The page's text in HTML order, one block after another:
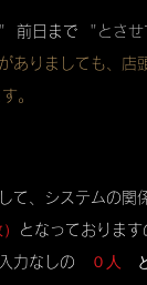
" 前日まで "とさせ
ありましても、店
。
て、システムの関
となっておりま
力なしの ０人